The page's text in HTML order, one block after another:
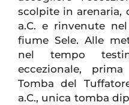
scolpite in arenaria,
a.C. e rinvenute
fiume Sele. Alle
nel tempo
eccezionale,
Tomba del
a.C., unica tomba